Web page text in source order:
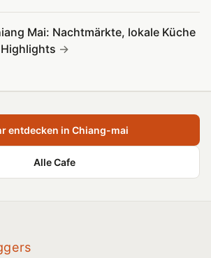
Mai: Nachtmärkte, lokale Küche
entdecken in Chiang-mai
Alle Cafe